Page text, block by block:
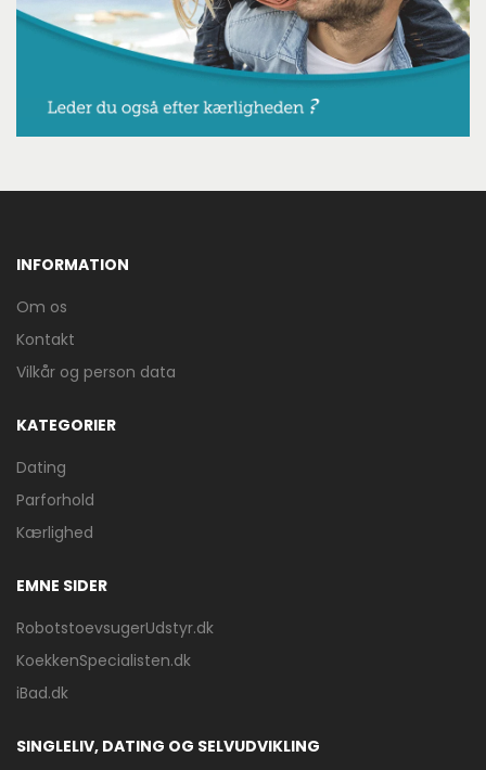
INFORMATION
Om os
Kontakt
Vilkår og person data
KATEGORIER
Dating
Parforhold
Kærlighed
EMNE SIDER
RobotstoevsugerUdstyr.dk
KoekkenSpecialisten.dk
iBad.dk
SINGLELIV, DATING OG SELVUDVIKLING